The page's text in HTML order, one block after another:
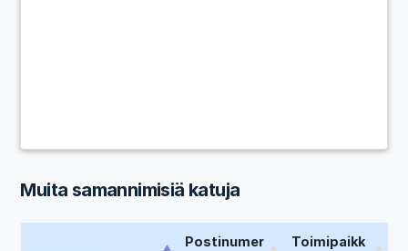
Muita samannimisiä katuja
Postinumer
Toimipaikk